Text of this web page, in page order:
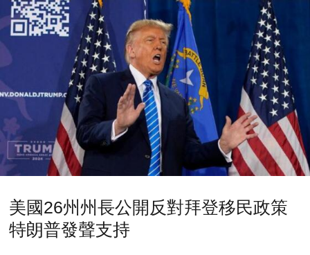
美國26州州長公開反對拜登移民政策
特朗普發聲支持